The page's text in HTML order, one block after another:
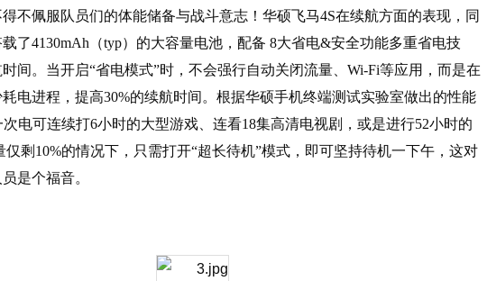
不佩服队员们的体能储备与战斗意志！华硕飞马4S在续航方面的表现，同
了4130mAh （typ）的大容量电池，配备 8大省电&安全功能多重省电技
间。当开启“省电模式”时，不会强行自动关闭流量、 Wi-Fi等应用，而是在
电进程，提高30%的续航时间。根据华硕手机终端测试实验室做出的性能
次电可连续打6小时的大型游戏、连看18集高清电视剧，或是进行52小时的
仅剩 10%的情况下，只需打开“超长待机”模式，即可坚持待机一下午，这对
是个福音。